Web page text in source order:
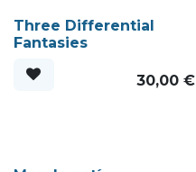
Three Differential
Fantasies
30,00€